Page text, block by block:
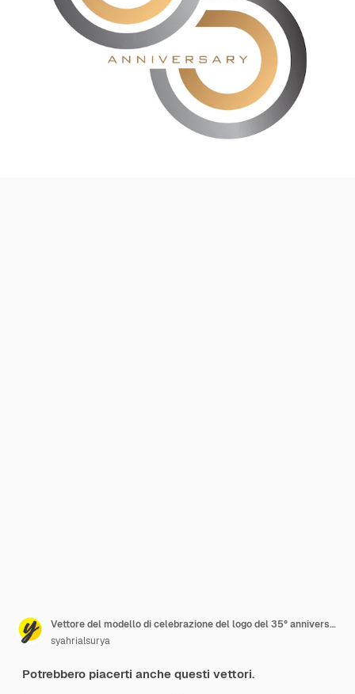
Vettore del modello di celebrazione del logo del 35° anniversario
syahrialsurya
Potrebbero piacerti anche questi vettori.